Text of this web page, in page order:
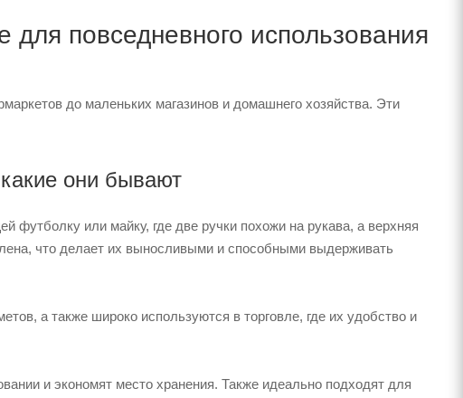
повседневного использования
до маленьких магазинов и домашнего хозяйства. Эти
они бывают
футболку или майку, где две ручки похожи на рукава, а верхняя
что делает их выносливыми и способными выдерживать
а также широко используются в торговле, где их удобство и
и экономят место хранения. Также идеально подходят для